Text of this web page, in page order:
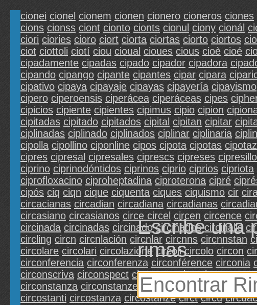
Escribe una
rimas.
cionei cionel cionem cionen cionero cioneros ciones
cions cionss ciont cionto cionts cionul ciony cionál
ciori ciories cioro ciort ciorta ciortas ciorto ciortos
ciot ciottoli ciotí ciou cioual cioues cious cioè cioé
cipadamente cipadas cipado cipador cipadora
cipando cipango cipante cipantes cipar cipara
cipativo cipaya cipayaje cipayas cipayería cipayismo
cipero ciperoensis ciperácea ciperáceas cipes
cipicios cipiente cipientes cipimus cipio cipion
cipitadas cipitado cipitados cipital cipitan cipitar
ciplinadas ciplinado ciplinados ciplinar ciplinaria
cipolla cipollino ciponline cipos cipota cipotas
cipres cipresal cipresales ciprescs cipreses cipresillo
ciprino ciprinodóntidos ciprinos ciprio ciprios cipriota
ciprofloxacino ciproheptadina ciproterona cipré
cipós ciq ciqn cique ciquenta ciques ciquismo cir
circacianas circadian circadiana circadianas
circasiano circasianos circe circel circen circence
circinada circinadas circinado circinados circinalis
circling circn circnlación circnlar circnns circnnstan
circolare circolari circolazione circoli circolo circon
circonferencia circonferenza circonférence circonia
circonscriva circonspect circonspection circonstance
circonstanza circonstanze circonvoisines
circostanti circostanza circostanze circt circu